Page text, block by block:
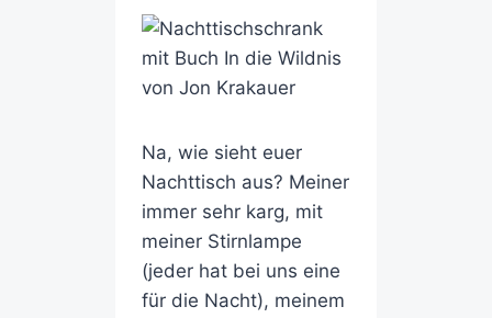
Na, wie sieht euer
Nachttisch aus? Meiner
immer sehr karg, mit
meiner Stirnlampe
(jeder hat bei uns eine
für die Nacht), meinem